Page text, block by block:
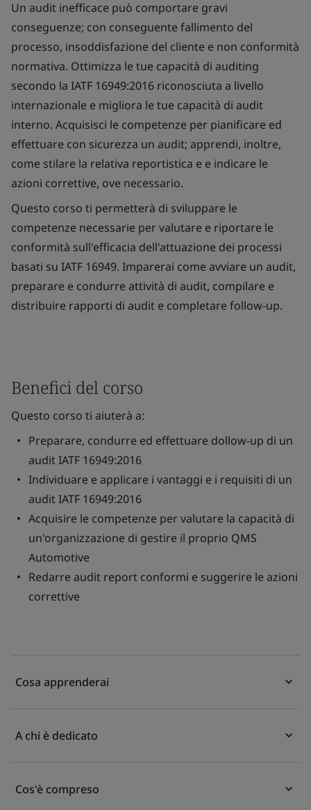
Un audit inefficace può comportare gravi
conseguenze; con conseguente fallimento del
processo, insoddisfazione del cliente e non conformità
normativa. Ottimizza le tue capacità di auditing
secondo la IATF 16949:2016 riconosciuta a livello
internazionale e migliora le tue capacità di audit
interno. Acquisisci le competenze per pianificare ed
effettuare con sicurezza un audit; apprendi, inoltre,
come stilare la relativa reportistica e e indicare le
azioni correttive, ove necessario.
Questo corso ti permetterà di sviluppare le
competenze necessarie per valutare e riportare le
conformità sull'efficacia dell'attuazione dei processi
basati su IATF 16949. Imparerai come avviare un audit,
preparare e condurre attività di audit, compilare e
distribuire rapporti di audit e completare follow-up.
Benefici del corso
Questo corso ti aiuterà a:
Preparare, condurre ed effettuare dollow-up di un
audit IATF 16949:2016
Individuare e applicare i vantaggi e i requisiti di un
audit IATF 16949:2016
Acquisire le competenze per valutare la capacità di
un'organizzazione di gestire il proprio QMS
Automotive
Redarre audit report conformi e suggerire le azioni
correttive
Cosa apprenderai
A chi è dedicato
Cos'è compreso